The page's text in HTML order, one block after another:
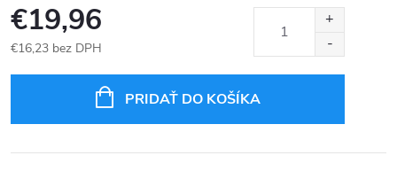
€19,96
€16,23 bez DPH
PRIDAŤ DO KOŠÍKA